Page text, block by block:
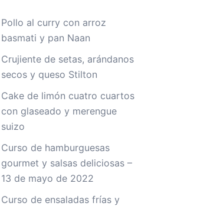
Pollo al curry con arroz
basmati y pan Naan
Crujiente de setas, arándanos
secos y queso Stilton
Cake de limón cuatro cuartos
con glaseado y merengue
suizo
Curso de hamburguesas
gourmet y salsas deliciosas –
13 de mayo de 2022
Curso de ensaladas frías y